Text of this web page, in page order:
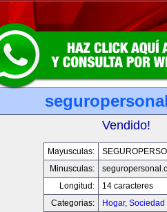
Vendido!
Mayusculas:
Minusculas:
Longitud:
14 caracteres
Categorias:
Hogar, Sociedad